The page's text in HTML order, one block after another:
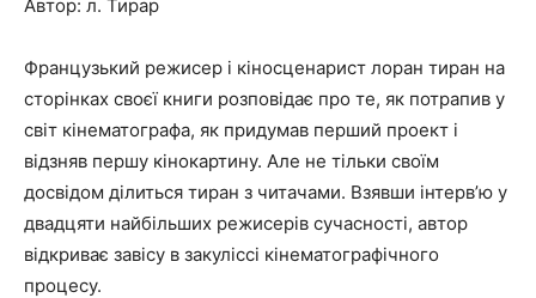
Автор: л. Тирар
Французький режисер і кіносценарист лоран тиран на
сторінках своєї книги розповідає про те, як потрапив у
світ кінематографа, як придумав перший проект і
відзняв першу кінокартину. Але не тільки своїм
досвідом ділиться тиран з читачами. Взявши інтерв’ю у
двадцяти найбільших режисерів сучасності, автор
відкриває завісу в закуліссі кінематографічного
процесу.